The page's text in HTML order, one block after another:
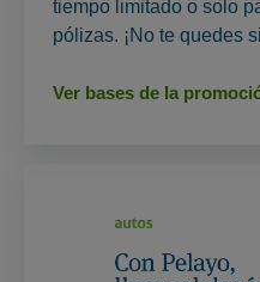
tiempo limitado o solo
pólizas. ¡No te quedes
Ver bases de la